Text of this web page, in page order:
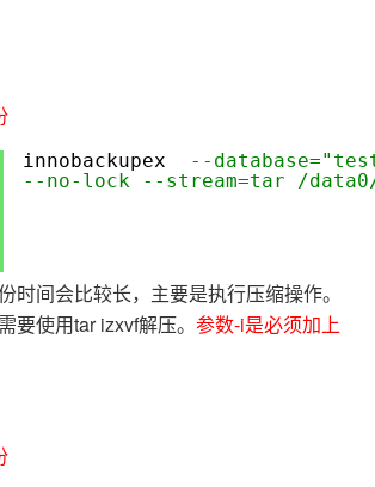
innobackupex
--
--no-lock --stream=tar /data0/
间会比较长，主要是执行压缩操作。
要使用tar izxvf解压。 参数-i是必须加上